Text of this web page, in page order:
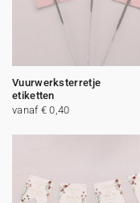
Vuurwerksterretje
etiketten
vanaf € 0,40